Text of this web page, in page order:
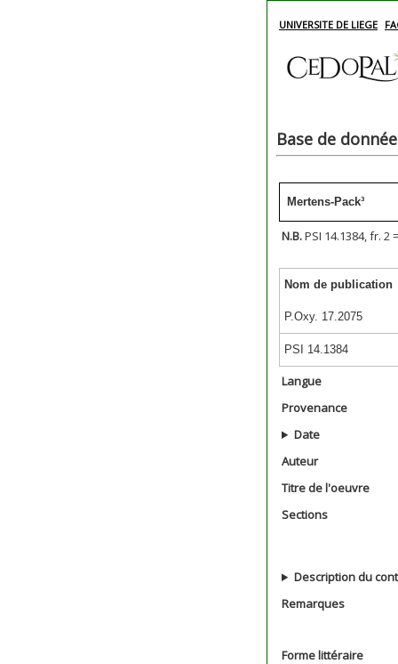
UNIVERSITE DE LIEGE
Base de
Mertens-Pack³
N.B.PSI 14.1384, fr. 2
Nom de publication
P.Oxy. 17.2075
PSI 14.1384
Langue
Provenance
Date
Auteur
Titre de l'oeuvre
Sections
Description du
Remarques
Forme littéraire